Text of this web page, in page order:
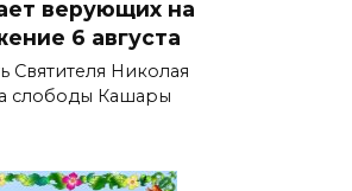
верующих на
6 августа
Святителя Николая
слободы Кашары